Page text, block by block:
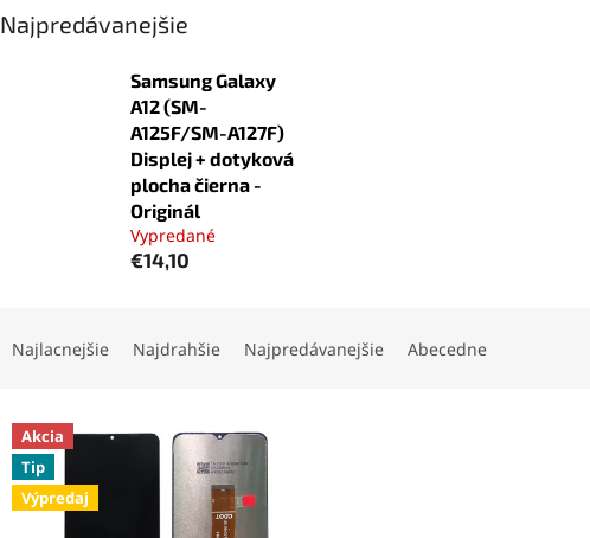
Najpredávanejšie
Samsung Galaxy
A12 (SM-
A125F/SM-A127F)
Displej + dotyková
plocha čierna -
Originál
Vypredané
€14,10
n
Najlacnejšie Najdrahšie Najpredávanejšie Abecedne
V
p
Akcia
Tip
Výpredaj